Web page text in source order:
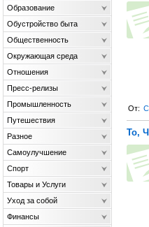
От:
То,
Образование
Обустройство быта
Общественность
Окружающая среда
Отношения
Пресс-релизы
Промышленность
Путешествия
Разное
Самоулучшение
Спорт
Товары и Услуги
Уход за собой
Финансы